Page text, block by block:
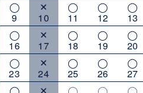
9 10 11 12 13
16 17 18 19 20
23 24 25 26 27